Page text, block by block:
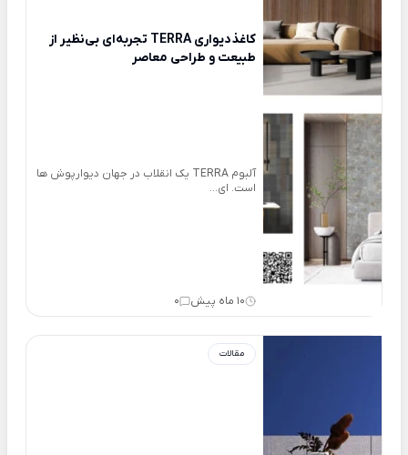
کاغذدیواری TERRA تجربه‌ای بی‌نظیر از
طبیعت و طراحی معاصر
آلبوم TERRA یک انقلاب در جهان دیوارپوش ها
است. ای...
10 ماه پیش 0
مقالات